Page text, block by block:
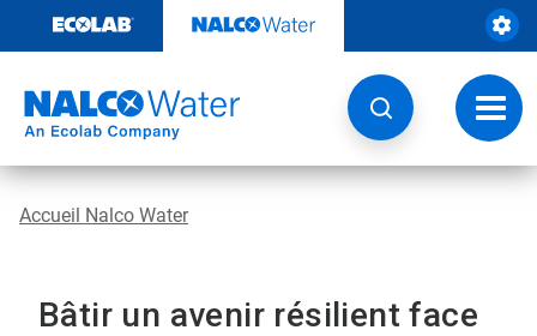
contenu​​​​​​​
à
Accueil Nalco Water
Bâtir un avenir résilient face